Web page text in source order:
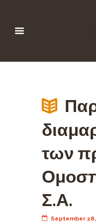
των
Σ.Α.
September